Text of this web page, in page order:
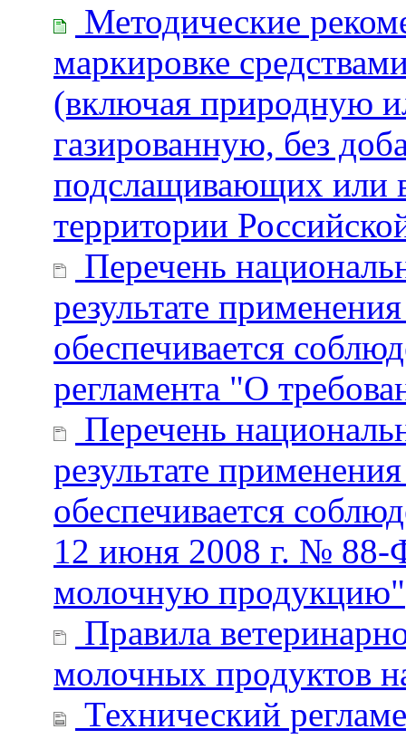
Методические
маркировке
(включая природную
газированную, без
подслащивающих или
территории
Перечень
результате
обеспечивается
регламента "О
Перечень
результате
обеспечивается
12 июня 2008 г. № 88-
молочную продукцию"
Правила
молочных продуктов
Технический